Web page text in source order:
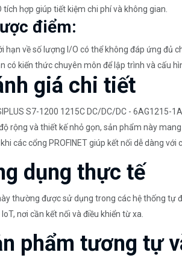
tích hợp giúp tiết kiệm chi phí và không gian.
điểm:
hạn về số lượng I/O có thể không đáp ứng đủ
có kiến thức chuyên môn để lập trình và cấu
giá chi tiết
S7-1200 1215C DC/DC/DC -
rộng và thiết kế nhỏ gọn, sản phẩm này
các cổng PROFINET giúp kết nối dễ dàng với
dụng thực tế
thường được sử dụng trong các hệ thống tự
nơi cần kết nối và điều khiển từ xa.
phẩm tương tự